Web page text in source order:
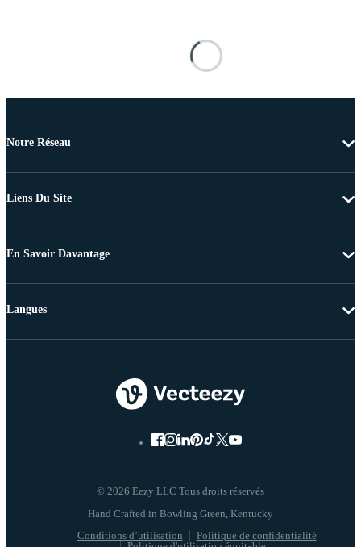
Notre Réseau
Liens Du Site
En Savoir Davantage
© 2026 Eezy LLC Tous droits réservés
Conditions d’utilisation
Politique de confidentialité
Langues